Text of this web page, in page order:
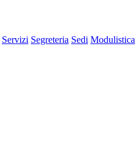
Servizi Segreteria Sedi Modulistica